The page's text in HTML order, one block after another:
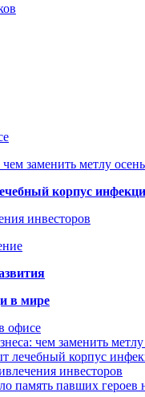
заменить метлу
корпус
инвесторов
в мире
офисе
чем заменить
лечебный корпус
инвесторов
память павших